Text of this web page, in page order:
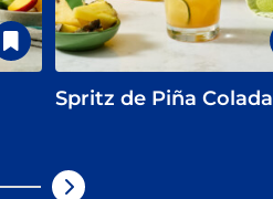
Spritz de Piña Colada